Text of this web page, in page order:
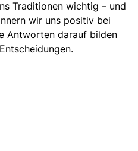
Traditionen wichtig – und
wir uns positiv bei
Antworten darauf bilden